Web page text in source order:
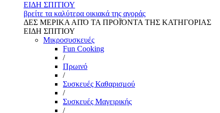
ΕΙΔΗ ΣΠΙΤΙΟΥ
βρείτε τα καλύτερα οικιακά της αγοράς
ΔΕΣ ΜΕΡΙΚΑ ΑΠΌ ΤΑ ΠΡΟΪΌΝΤΑ ΤΗΣ ΚΑΤΗΓΟΡΙΑΣ
ΕΙΔΗ ΣΠΙΤΙΟΥ
Μικροσυσκευές
Fun Cooking
/
Πρωινό
/
Συσκευές Καθαρισμού
/
Συσκευές Μαγειρικής
/